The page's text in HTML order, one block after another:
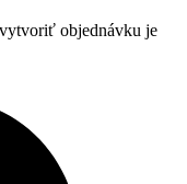
objednávku je